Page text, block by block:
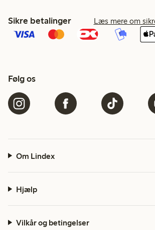
Sikre betalinger Læs mere om
Følg os
Om Lindex
Hjælp
Vilkår og betingelser